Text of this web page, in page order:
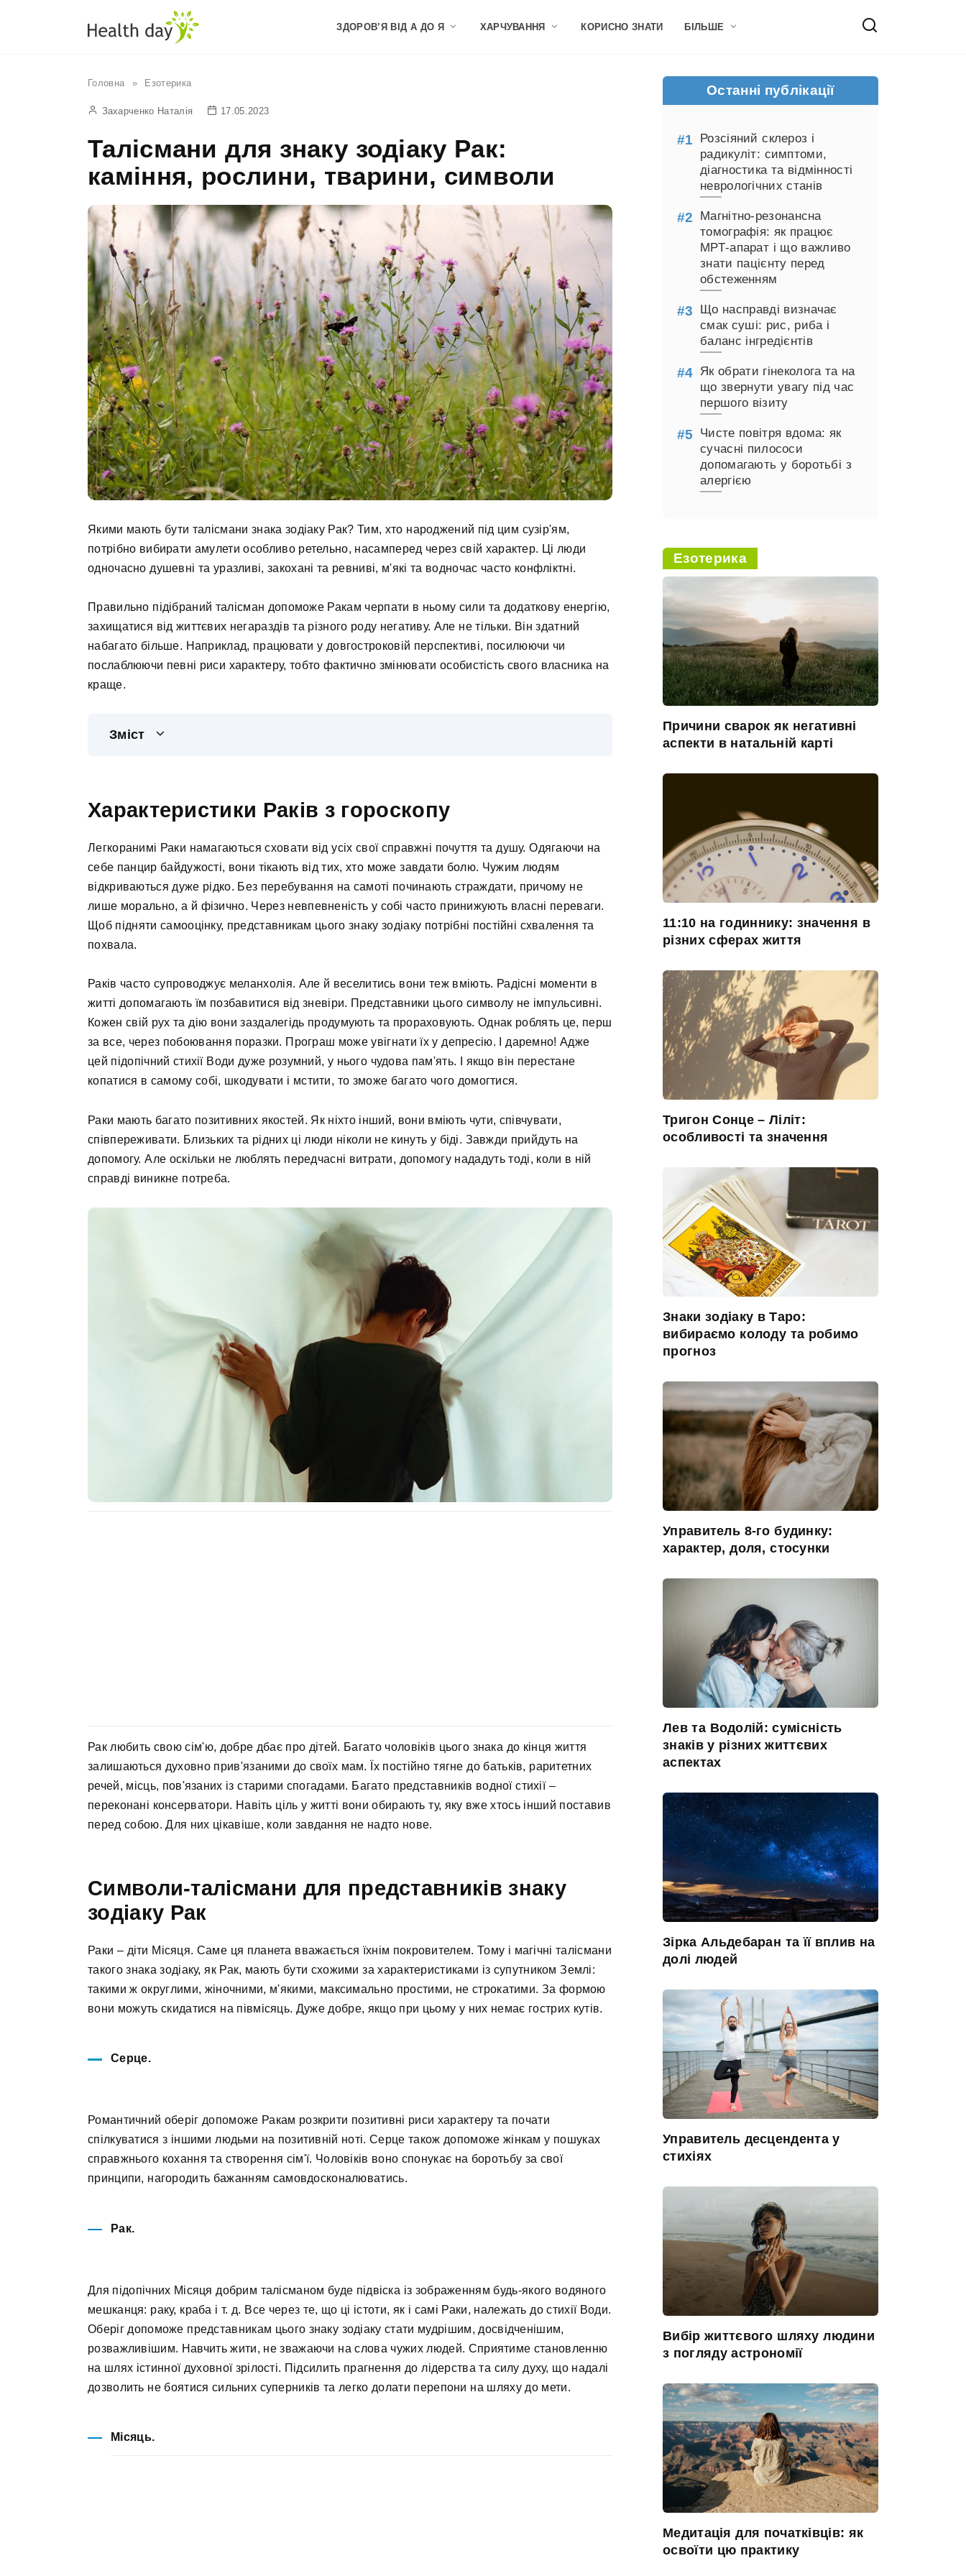
ЗДОРОВ’Я ВІД А ДО Я ХАРЧУВАННЯ КОРИСНО ЗНАТИ БІЛЬШЕ
Головна » Езотерика
Захарченко Наталія 17.05.2023
Талісмани для знаку зодіаку Рак:
каміння, рослини, тварини, символи
Якими мають бути талісмани знака зодіаку Рак? Тим, хто народжений під цим сузір'ям,
потрібно вибирати амулети особливо ретельно, насамперед через свій характер. Ці люди
одночасно душевні та уразливі, закохані та ревниві, м'які та водночас часто конфліктні.
Правильно підібраний талісман допоможе Ракам черпати в ньому сили та додаткову енергію,
захищатися від життєвих негараздів та різного роду негативу. Але не тільки. Він здатний
набагато більше. Наприклад, працювати у довгостроковій перспективі, посилюючи чи
послаблюючи певні риси характеру, тобто фактично змінювати особистість свого власника на
краще.
Зміст
Характеристики Раків з гороскопу
Легкоранимі Раки намагаються сховати від усіх свої справжні почуття та душу. Одягаючи на
себе панцир байдужості, вони тікають від тих, хто може завдати болю. Чужим людям
відкриваються дуже рідко. Без перебування на самоті починають страждати, причому не
лише морально, а й фізично. Через невпевненість у собі часто принижують власні переваги.
Щоб підняти самооцінку, представникам цього знаку зодіаку потрібні постійні схвалення та
похвала.
Раків часто супроводжує меланхолія. Але й веселитись вони теж вміють. Радісні моменти в
житті допомагають їм позбавитися від зневіри. Представники цього символу не імпульсивні.
Кожен свій рух та дію вони заздалегідь продумують та прораховують. Однак роблять це, перш
за все, через побоювання поразки. Програш може увігнати їх у депресію. І даремно! Адже
цей підопічний стихії Води дуже розумний, у нього чудова пам'ять. І якщо він перестане
копатися в самому собі, шкодувати і мстити, то зможе багато чого домогтися.
Раки мають багато позитивних якостей. Як ніхто інший, вони вміють чути, співчувати,
співпереживати. Близьких та рідних ці люди ніколи не кинуть у біді. Завжди прийдуть на
допомогу. Але оскільки не люблять передчасні витрати, допомогу нададуть тоді, коли в ній
справді виникне потреба.
Рак любить свою сім'ю, добре дбає про дітей. Багато чоловіків цього знака до кінця життя
залишаються духовно прив'язаними до своїх мам. Їх постійно тягне до батьків, раритетних
речей, місць, пов'язаних із старими спогадами. Багато представників водної стихії –
переконані консерватори. Навіть ціль у житті вони обирають ту, яку вже хтось інший поставив
перед собою. Для них цікавіше, коли завдання не надто нове.
Символи-талісмани для представників знаку
зодіаку Рак
Раки – діти Місяця. Саме ця планета вважається їхнім покровителем. Тому і магічні талісмани
такого знака зодіаку, як Рак, мають бути схожими за характеристиками із супутником Землі:
такими ж округлими, жіночними, м'якими, максимально простими, не строкатими. За формою
вони можуть скидатися на півмісяць. Дуже добре, якщо при цьому у них немає гострих кутів.
Серце.
Романтичний оберіг допоможе Ракам розкрити позитивні риси характеру та почати
спілкуватися з іншими людьми на позитивній ноті. Серце також допоможе жінкам у пошуках
справжнього кохання та створення сім'ї. Чоловіків воно спонукає на боротьбу за свої
принципи, нагородить бажанням самовдосконалюватись.
Рак.
Для підопічних Місяця добрим талісманом буде підвіска із зображенням будь-якого водяного
мешканця: раку, краба і т. д. Все через те, що ці істоти, як і самі Раки, належать до стихії Води.
Оберіг допоможе представникам цього знаку зодіаку стати мудрішим, досвідченішим,
розважливішим. Навчить жити, не зважаючи на слова чужих людей. Сприятиме становленню
на шлях істинної духовної зрілості. Підсилить прагнення до лідерства та силу духу, що надалі
дозволить не боятися сильних суперників та легко долати перепони на шляху до мети.
Місяць.
Останні публікації
Розсіяний склероз і
радикуліт: симптоми,
діагностика та відмінності
неврологічних станів
Магнітно-резонансна
томографія: як працює
МРТ-апарат і що важливо
знати пацієнту перед
обстеженням
Що насправді визначає
смак суші: рис, риба і
баланс інгредієнтів
Як обрати гінеколога та на
що звернути увагу під час
першого візиту
Чисте повітря вдома: як
сучасні пилососи
допомагають у боротьбі з
алергією
Езотерика
Причини сварок як негативні
аспекти в натальній карті
11:10 на годиннику: значення в
різних сферах життя
Тригон Сонце – Ліліт:
особливості та значення
Знаки зодіаку в Таро:
вибираємо колоду та робимо
прогноз
Управитель 8-го будинку:
характер, доля, стосунки
Лев та Водолій: сумісність
знаків у різних життєвих
аспектах
Зірка Альдебаран та її вплив на
долі людей
Управитель десцендента у
стихіях
Вибір життєвого шляху людини
з погляду астрономії
Медитація для початківців: як
освоїти цю практику